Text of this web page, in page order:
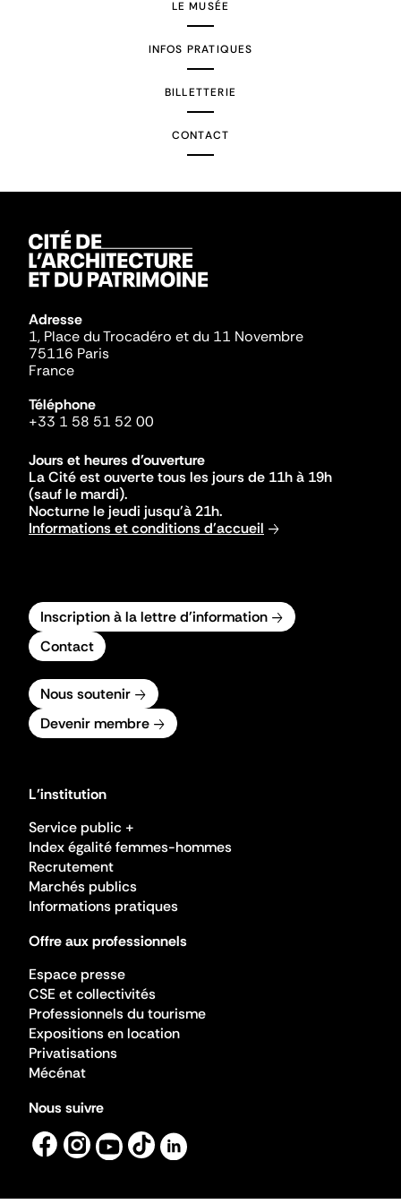
LE MUSÉE
INFOS PRATIQUES
BILLETTERIE
CONTACT
Adresse
1, Place du Trocadéro et du 11 Novembre
75116 Paris
France
Téléphone
+33 1 58 51 52 00
Jours et heures d'ouverture
La Cité est ouverte tous les jours de 11h à 19h
(sauf le mardi).
Nocturne le jeudi jusqu'à 21h.
Informations et conditions d'accueil
Inscription à la lettre d'information
Contact
Nous soutenir
Devenir membre
L'institution
Service public +
Index égalité femmes-hommes
Recrutement
Marchés publics
Informations pratiques
Offre aux professionnels
Espace presse
CSE et collectivités
Professionnels du tourisme
Expositions en location
Privatisations
Mécénat
Nous suivre